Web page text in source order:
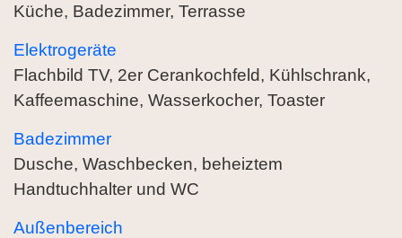
Küche, Badezimmer, Terrasse
Elektrogeräte
Flachbild TV, 2er Cerankochfeld, Kühlschrank,
Kaffeemaschine, Wasserkocher, Toaster
Badezimmer
Dusche, Waschbecken, beheiztem
Handtuchhalter und WC
Außenbereich